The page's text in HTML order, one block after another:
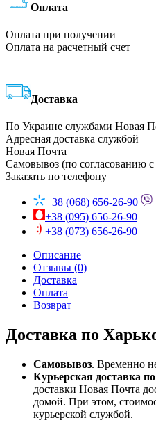
Оплата
Оплата при получении
Оплата на расчетный счет
Доставка
По Украине службами Новая
Адресная доставка службой
Новая Почта
Самовывоз (по согласованию
Заказать по телефону
+38 (068) 656-26-90
+38 (095) 656-26-90
+38 (073) 656-26-90
Описание
Отзывы (0)
Доставка
Оплата
Возврат
Доставка по
Самовывоз. Временно
Курьерская доставка
доставки Новая Почта
домой. При этом,
курьерской службой.